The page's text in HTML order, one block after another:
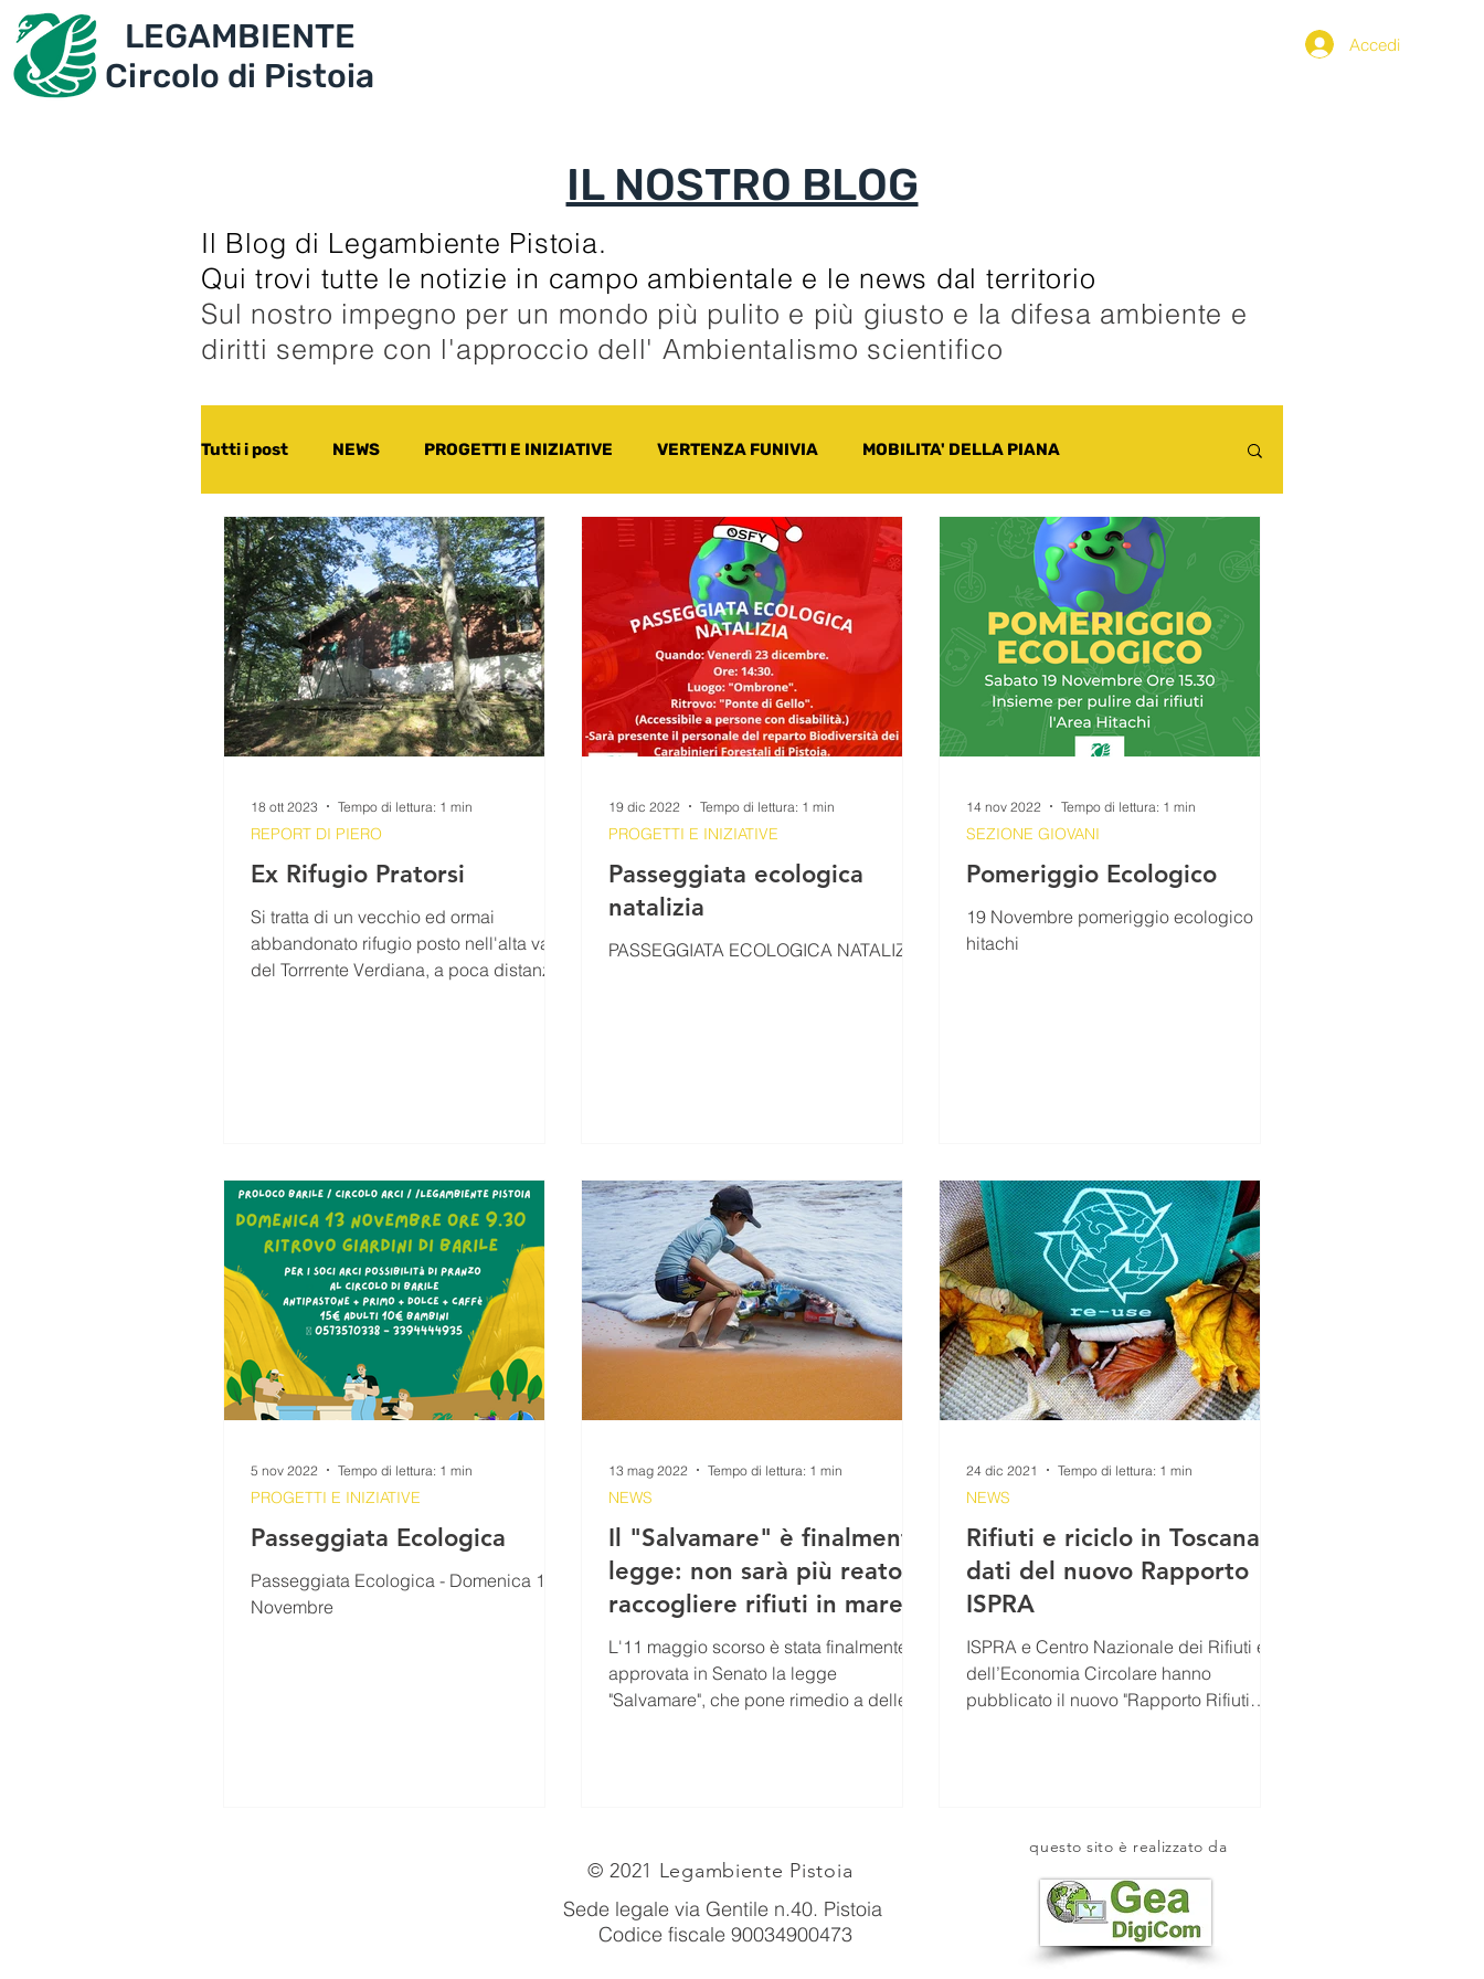
LEGAMBIENTE
Circolo di Pistoia
Accedi
IL NOSTRO BLOG
Il Blog di Legambiente Pistoia.
Qui trovi tutte le notizie in campo ambientale e le news dal territorio
Sul nostro impegno per un mondo più pulito e più giusto e la difesa ambiente e
diritti sempre con l'approccio dell' Ambientalismo scientifico
Tutti i post NEWS PROGETTI E INIZIATIVE VERTENZA FUNIVIA MOBILITA' DELLA PIANA
SEZIONE GIOVANI VIDEOLEZIONI COMUNICATI STAMPA MATERIALI SCUOLE ALIMENTAZIONE
PERCORSI RICETTE Comunicato Progetto FarmCom provvisori REPORT DI PIERO
IL TESORO DELLA MONTAGNA RepTesMont ATTIVITA' DIDATTICHE Agricoltura FarCom2024
Ex Rifugio Pratorsi
Si tratta di un vecchio ed ormai
abbandonato rifugio posto nell'alta valle
del Torrrente Verdiana, a poca distanza
REPORT DI PIERO
18 ott 2023 Tempo di lettura: 1 min
Passeggiata ecologica
natalizia
PASSEGGIATA ECOLOGICA NATALIZIA
PROGETTI E INIZIATIVE
19 dic 2022 Tempo di lettura: 1 min
Pomeriggio Ecologico
19 Novembre pomeriggio ecologico
hitachi
SEZIONE GIOVANI
14 nov 2022 Tempo di lettura: 1 min
Passeggiata Ecologica
Passeggiata Ecologica - Domenica 13
Novembre
PROGETTI E INIZIATIVE
5 nov 2022 Tempo di lettura: 1 min
Il "Salvamare" è finalmente
legge: non sarà più reato
raccogliere rifiuti in mare,
fiumi o laghi
L'11 maggio scorso è stata finalmente
approvata in Senato la legge
"Salvamare", che pone rimedio a delle
NEWS
13 mag 2022 Tempo di lettura: 1 min
Rifiuti e riciclo in Toscana, i
dati del nuovo Rapporto
ISPRA
ISPRA e Centro Nazionale dei Rifiuti e
dell’Economia Circolare hanno
pubblicato il nuovo "Rapporto Rifiuti
NEWS
24 dic 2021 Tempo di lettura: 1 min
questo sito è realizzato da
© 2021 Legambiente Pistoia
Sede legale via Gentile n.40. Pistoia
Codice fiscale 90034900473